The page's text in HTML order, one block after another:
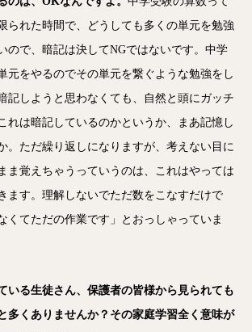
られた時間で、どうしても多くの単元を勉強
ので、暗記は決してNGではないです。中学
元をやるのでその単元を繋ぐような勉強をし
記しようと思わなくても、自然と頭にガッチ
れは暗記しているのかというか、まあ記憶し
。ただ繰り返しになりますが、考えない目に
ま覚えちゃうっていうのは、これはやっては
ます。理解しないでただ数をこなすだけで
くてただの作業です」とおっしゃっていま
いる生徒さん、保護者の皆様から見られても
多くありませんか？その家庭学習全く意味が